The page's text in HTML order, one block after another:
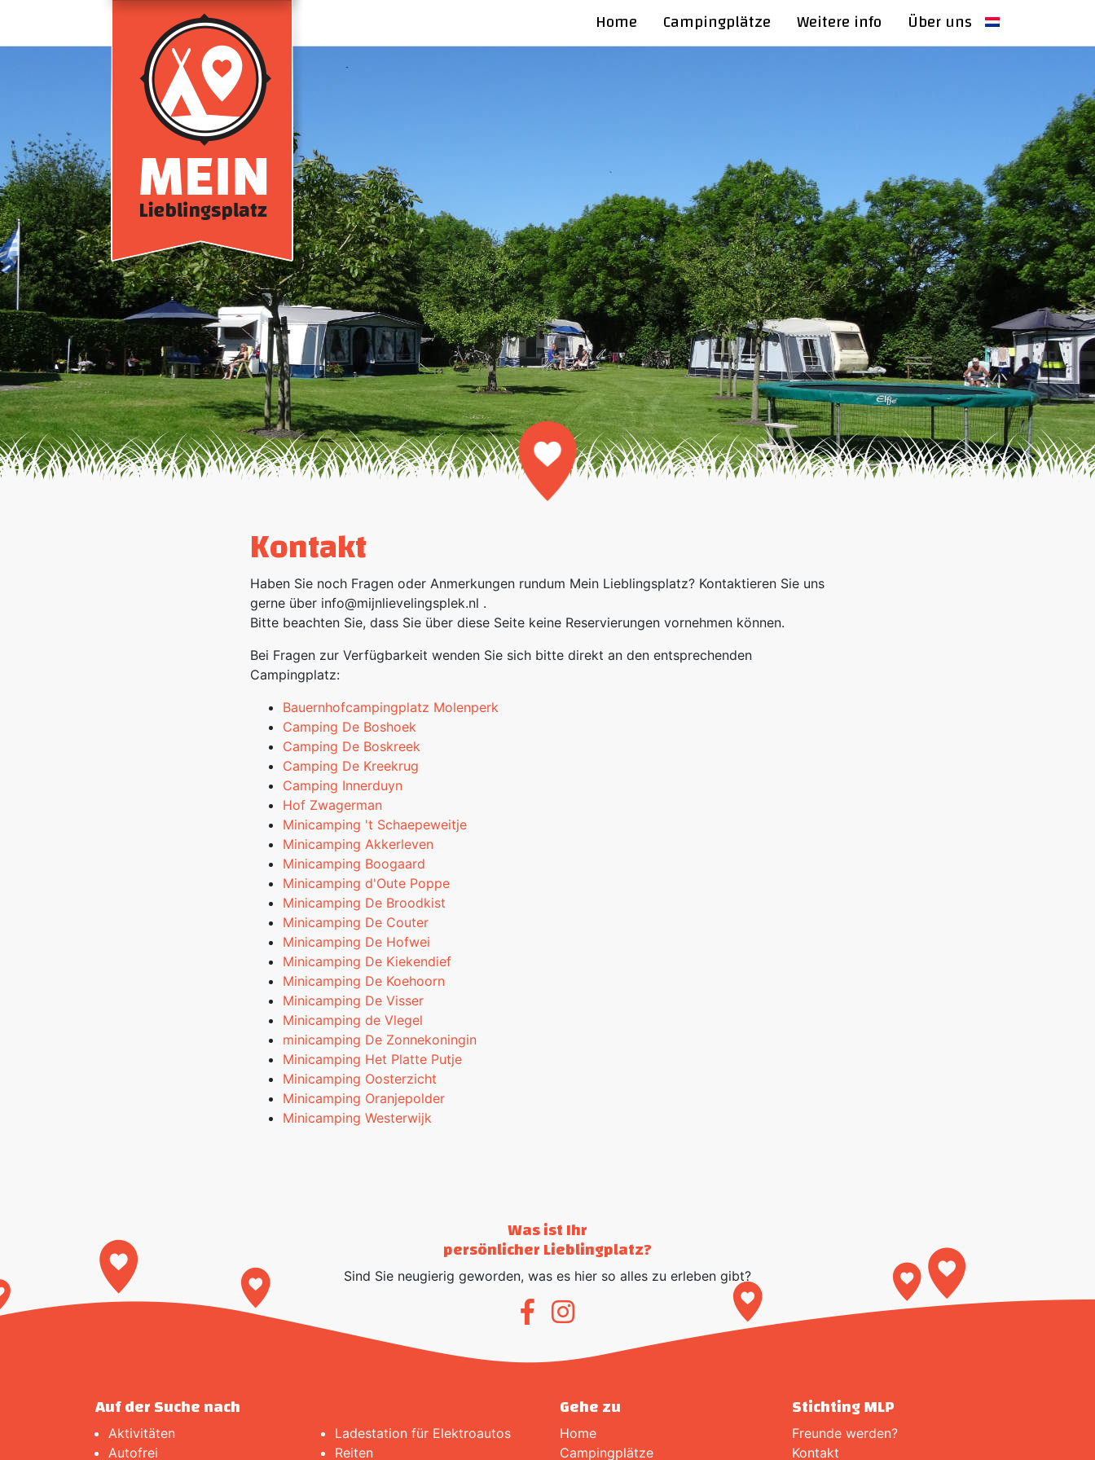
Home Campingplätze Weitere info Über uns
Kontakt
Haben Sie noch Fragen oder Anmerkungen rundum Mein Lieblingsplatz? Kontaktieren Sie uns
gerne über info@mijnlievelingsplek.nl .
Bitte beachten Sie, dass Sie über diese Seite keine Reservierungen vornehmen können.
Bei Fragen zur Verfügbarkeit wenden Sie sich bitte direkt an den entsprechenden
Campingplatz:
Bauernhofcampingplatz Molenperk
Camping De Boshoek
Camping De Boskreek
Camping De Kreekrug
Camping Innerduyn
Hof Zwagerman
Minicamping 't Schaepeweitje
Minicamping Akkerleven
Minicamping Boogaard
Minicamping d'Oute Poppe
Minicamping De Broodkist
Minicamping De Couter
Minicamping De Hofwei
Minicamping De Kiekendief
Minicamping De Koehoorn
Minicamping De Visser
Minicamping de Vlegel
minicamping De Zonnekoningin
Minicamping Het Platte Putje
Minicamping Oosterzicht
Minicamping Oranjepolder
Minicamping Westerwijk
Was ist Ihr
persönlicher Lieblingplatz?
Sind Sie neugierig geworden, was es hier so alles zu erleben gibt?
Auf der Suche nach
Aktivitäten
Autofrei
Ladestation für Elektroautos
Reiten
Gehe zu
Home
Campingplätze
Stichting MLP
Freunde werden?
Kontakt